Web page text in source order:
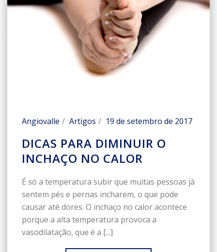
Angiovalle Artigos 19 de setembro de 2017
DICAS PARA DIMINUIR O
INCHAÇO NO CALOR
É só a temperatura subir que muitas pessoas já
sentem pés e pernas incharem, o que pode
causar até dores. O inchaço no calor acontece
porque a alta temperatura provoca a
vasodilatação, que é a [...]